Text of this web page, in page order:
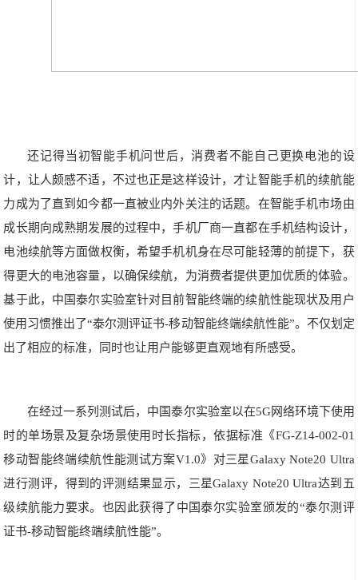
还记得当初智能手机问世后，消费者不能自己更换电池的设
计，让人颇感不适，不过也正是这样设计，才让智能手机的续航能
力成为了直到如今都一直被业内外关注的话题。在智能手机市场由
成长期向成熟期发展的过程中，手机厂商一直都在手机结构设计，
电池续航等方面做权衡，希望手机机身在尽可能轻薄的前提下，获
得更大的电池容量，以确保续航，为消费者提供更加优质的体验。
基于此，中国泰尔实验室针对目前智能终端的续航性能现状及用户
使用习惯推出了“泰尔测评证书-移动智能终端续航性能”。不仅划定
出了相应的标准，同时也让用户能够更直观地有所感受。
在经过一系列测试后，中国泰尔实验室以在5G网络环境下使用
时的单场景及复杂场景使用时长指标，依据标准《FG-Z14-002-01
移动智能终端续航性能测试方案V1.0》对三星Galaxy Note20 Ultra
进行测评，得到的评测结果显示，三星Galaxy Note20 Ultra达到五
级续航能力要求。也因此获得了中国泰尔实验室颁发的“泰尔测评
证书-移动智能终端续航性能”。